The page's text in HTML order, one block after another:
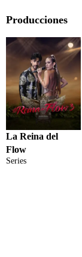
Producciones
La Reina del
Flow
Series